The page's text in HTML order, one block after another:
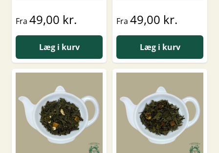
Fra 49,00 kr.
Læg i kurv
Fra 49,00 kr.
Læg i kurv